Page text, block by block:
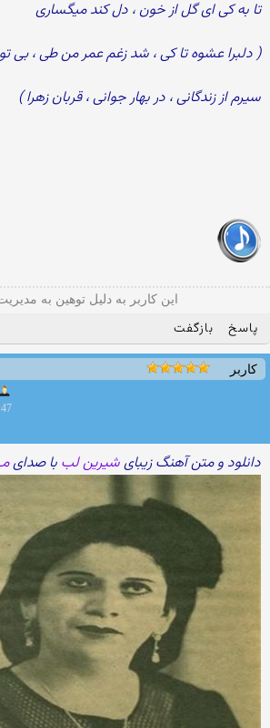
تا به کی ای گل از خون ، دل کند میگساری
( دلبرا عشوه تا کی ، شد زغم عمر من طی ، بی
سیرم از زندگانی ، در بهار جوانی ، قربان زهرا )
این کاربر به دلیل توهین به
پاسخ بازگفت
کاربر
دانلود و متن آهنگ زیبایشیرین لب با صدای